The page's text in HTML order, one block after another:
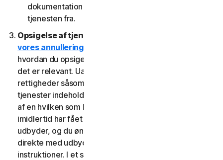
dokumentation fra den udbyder, som du har fået
tjenesten fra.
Opsigelse af tjenester.
vores annullerings- og refusionspolitik
hvordan du opsiger tjenesten og får en refusion, hvis
det er relevant. Uafhængigt af lovbestemte
rettigheder såsom afmeldingsrettigheder kan visse
tjenester indeholde en tilbagebetalingsgaranti, hvis du
af en hvilken som helst grund ikke er tilfreds. Hvis du
imidlertid har fået ret til at bruge tjenesten gennem en
udbyder, og du ønsker at annullere, skal du gøre det
direkte med udbyderen ved at følge denne udbyders
instruktioner. I et sådant tilfælde har du muligvis ikke